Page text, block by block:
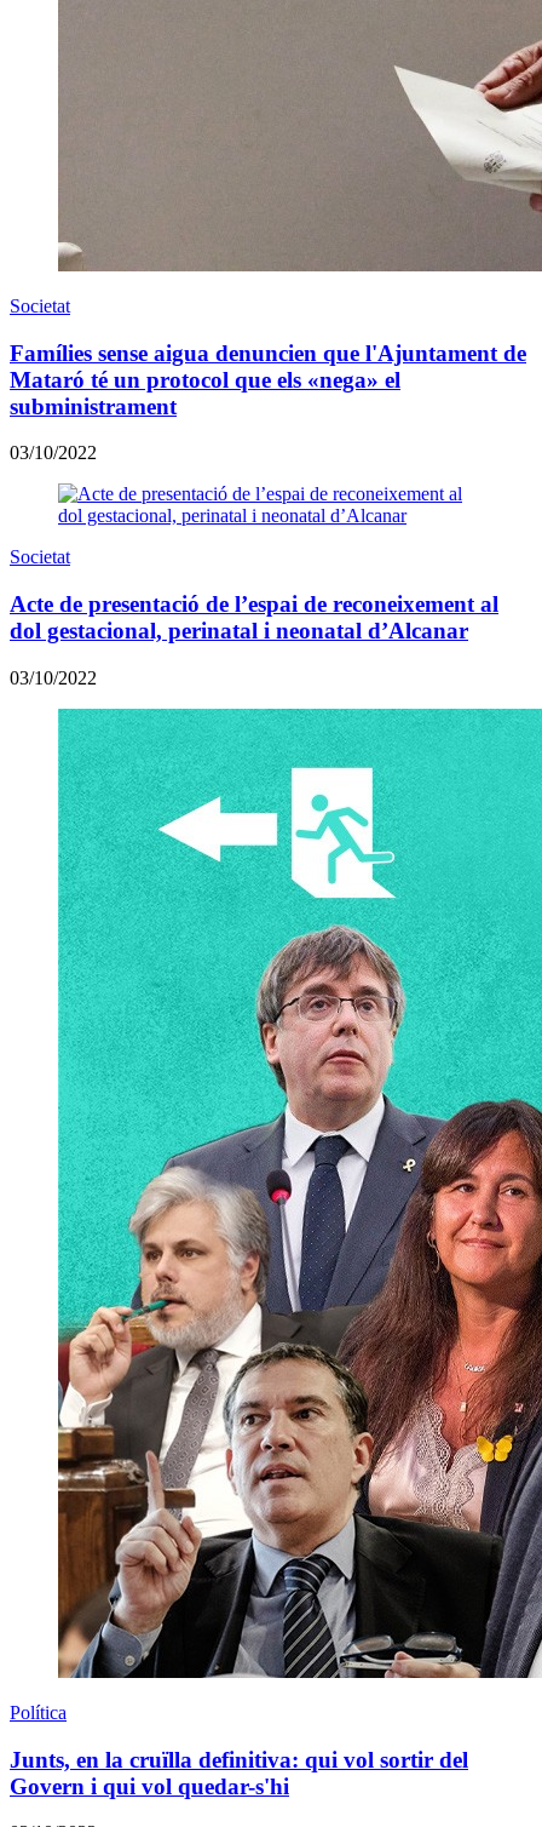
Societat
Famílies sense aigua denuncien que l'Ajuntament de
Mataró té un protocol que els «nega» el
subministrament
03/10/2022
Societat
Acte de presentació de l’espai de reconeixement al
dol gestacional, perinatal i neonatal d’Alcanar
03/10/2022
Política
Junts, en la cruïlla definitiva: qui vol sortir del
Govern i qui vol quedar-s'hi